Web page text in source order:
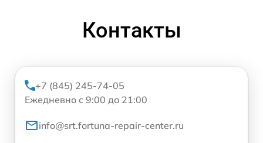
Контакты
+7 (845) 245-74-05
Ежедневно с 9:00 до 21:00
info@srt.fortuna-repair-center.ru